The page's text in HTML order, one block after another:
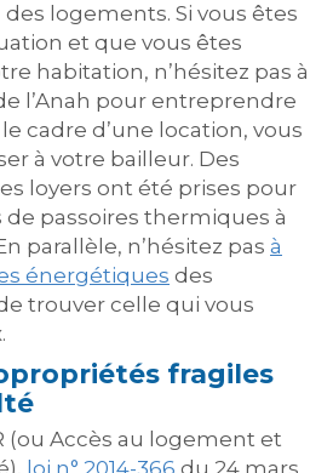
logements. Si vous êtes
et que vous êtes
habitation, n’hésitez pas à
l’Anah pour entreprendre
cadre d’une location, vous
à votre bailleur. Des
loyers ont été prises pour
passoires thermiques à
parallèle, n’hésitez pas à
énergétiques des
trouver celle qui vous
fragiles
(ou Accès au logement et
loi n° 2014-366 du 24 mars